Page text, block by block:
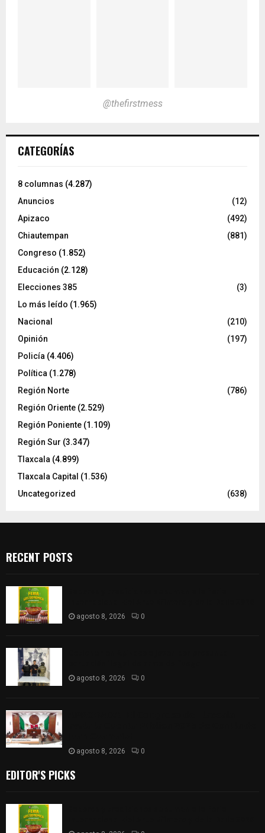
@thefirstmess
CATEGORÍAS
8 columnas (4.287)
Anuncios
(12)
Apizaco
(492)
Chiautempan
(881)
Congreso (1.852)
Educación (2.128)
Elecciones 385
(3)
Lo más leído (1.965)
Nacional
(210)
Opinión
(197)
Policía (4.406)
Política (1.278)
Región Norte
(786)
Región Oriente (2.529)
Región Poniente (1.109)
Región Sur (3.347)
Tlaxcala (4.899)
Tlaxcala Capital (1.536)
Uncategorized
(638)
RECENT POSTS
agosto 8, 2026 0
agosto 8, 2026 0
agosto 8, 2026 0
EDITOR'S PICKS